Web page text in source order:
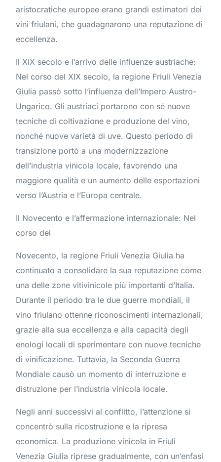
aristocratiche europee erano grandi estimatori dei
vini friulani, che guadagnarono una reputazione di
eccellenza.
Il XIX secolo e l’arrivo delle influenze austriache:
Nel corso del XIX secolo, la regione Friuli Venezia
Giulia passò sotto l’influenza dell’Impero Austro-
Ungarico. Gli austriaci portarono con sé nuove
tecniche di coltivazione e produzione del vino,
nonché nuove varietà di uve. Questo periodo di
transizione portò a una modernizzazione
dell’industria vinicola locale, favorendo una
maggiore qualità e un aumento delle esportazioni
verso l’Austria e l’Europa centrale.
Il Novecento e l’affermazione internazionale: Nel
corso del
Novecento, la regione Friuli Venezia Giulia ha
continuato a consolidare la sua reputazione come
una delle zone vitivinicole più importanti d’Italia.
Durante il periodo tra le due guerre mondiali, il
vino friulano ottenne riconoscimenti internazionali,
grazie alla sua eccellenza e alla capacità degli
enologi locali di sperimentare con nuove tecniche
di vinificazione. Tuttavia, la Seconda Guerra
Mondiale causò un momento di interruzione e
distruzione per l’industria vinicola locale.
Negli anni successivi al conflitto, l’attenzione si
concentrò sulla ricostruzione e la ripresa
economica. La produzione vinicola in Friuli
Venezia Giulia riprese gradualmente, con un’enfasi